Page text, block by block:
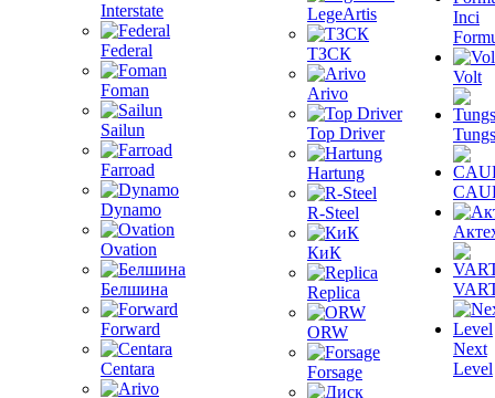
Interstate
Federal
Foman
Sailun
Farroad
Dynamo
Ovation
Белшина
Forward
Centara
LegeArtis
ТЗСК
Arivo
Top Driver
Hartung
R-Steel
КиК
Replica
ORW
Forsage
Inci
Volt
Next
Level